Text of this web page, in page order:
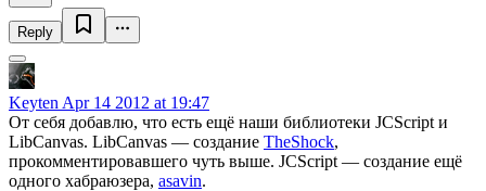
Reply
Keyten Apr 14 2012 at 19:47
От себя добавлю, что есть ещё наши библиотеки JCScript и
LibCanvas. LibCanvas — создание TheShock,
прокомментировавшего чуть выше. JCScript — создание ещё
одного хабраюзера, asavin.